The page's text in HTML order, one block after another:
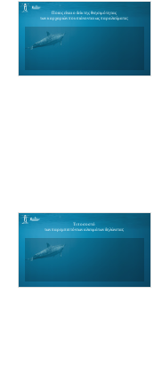
Ποιος είναι ο δείκτης θνησιμότητας
των καρχαριών που πιάνονται ως παραλιεύματα;
Τι ποσοστό
των παρεμπιπτόντων αλιευμάτων δηλώνεται;